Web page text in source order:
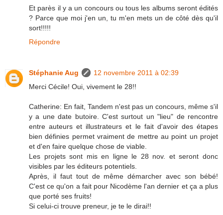
Et parès il y a un concours ou tous les albums seront édités
? Parce que moi j'en un, tu m'en mets un de côté dès qu'il
sort!!!!!
Répondre
Stéphanie Aug
12 novembre 2011 à 02:39
Merci Cécile! Oui, vivement le 28!!
Catherine: En fait, Tandem n'est pas un concours, même s'il
y a une date butoire. C'est surtout un "lieu" de rencontre
entre auteurs et illustrateurs et le fait d'avoir des étapes
bien définies permet vraiment de mettre au point un projet
et d'en faire quelque chose de viable.
Les projets sont mis en ligne le 28 nov. et seront donc
visibles par les éditeurs potentiels.
Après, il faut tout de même démarcher avec son bébé!
C'est ce qu'on a fait pour Nicodème l'an dernier et ça a plus
que porté ses fruits!
Si celui-ci trouve preneur, je te le dirai!!